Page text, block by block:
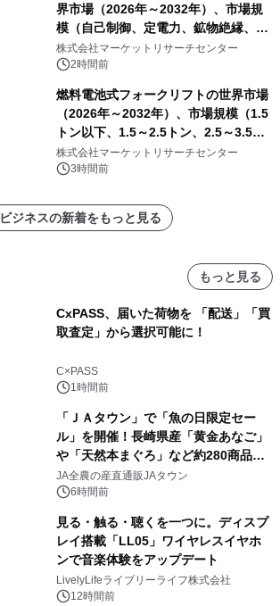
界市場（2026年～2032年）、市場規
模（自己制御、定電力、鉱物絶縁、表
皮効果）・分析レポートを発表
株式会社マーケットリサーチセンター
2時間前
燃料電池式フォークリフトの世界市場
（2026年～2032年）、市場規模（1.5
トン以下、1.5～2.5トン、2.5～3.5ト
ン、3.5～5.0トン、その他）・分析レ
ポートを発表
株式会社マーケットリサーチセンター
3時間前
ビジネスの新着をもっと見る
もっと見る
CxPASS、届いた荷物を 「配送」「買
取査定」から選択可能に！
C×PASS
1時間前
「ＪＡタウン」で「魚の日限定セー
ル」を開催！長崎県産「黄金あなご」
や「天然本まぐろ」など約280商品を
販売！～毎月１０日の定例企画～
JA全農の産直通販JAタウン
6時間前
見る・触る・聴くを一つに。ディスプ
レイ搭載「LL05」ワイヤレスイヤホ
ンで音楽体験をアップデート
LivelyLifeライブリーライフ株式会社
12時間前